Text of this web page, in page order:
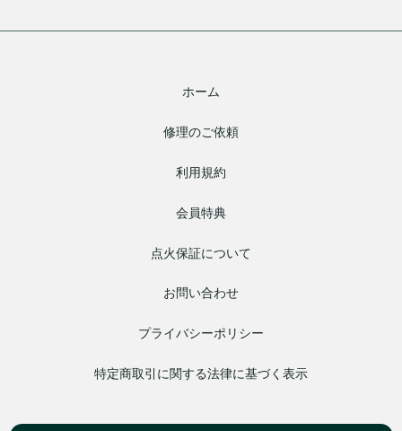
ホーム
修理のご依頼
利用規約
会員特典
点火保証について
お問い合わせ
プライバシーポリシー
特定商取引に関する法律に基づく表示